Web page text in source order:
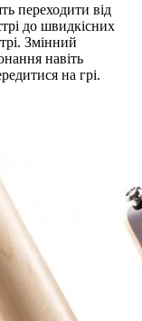
переходити від
до швидкісних
Змінний
навіть
на грі.